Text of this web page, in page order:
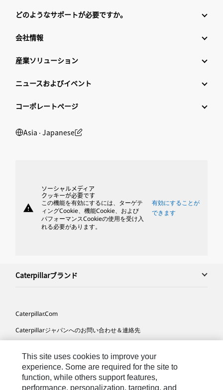
どのようなサポートが必要ですか。
会社情報
産業ソリューション
ニュースおよびイベント
コーポレートページ
Asia ‧ Japanese
warning
ソーシャルメディア
クッキーが必要です
この機能を有効にするには、ターゲテ
ィングCookie、機能Cookie、および
パフォーマンスCookieの使用を受け入
れる必要があります。
有効にすることが
できます
Caterpillarブランド
Caterpillar.com
Caterpillarジャパンへのお問い合わせ＆連絡先
サイト･マップ
Cookie Settings
This site uses cookies to improve your
experience. Some are required for the site to
function, while others support features,
performance, personalization, targeting, and